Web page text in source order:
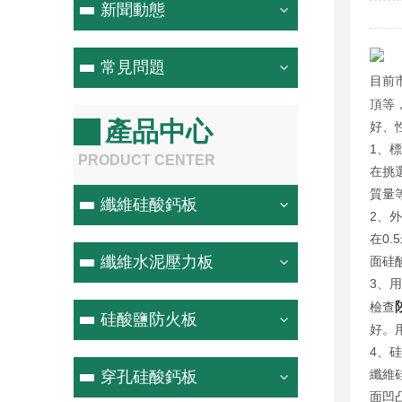
新聞動態
常見問題
產品中心
PRODUCT CENTER
纖維硅酸鈣板
纖維水泥壓力板
硅酸鹽防火板
穿孔硅酸鈣板
目前
頂等
好、
1、
在挑
質量
2、
在
面硅
3、
檢查
好。
4、
纖維
面凹